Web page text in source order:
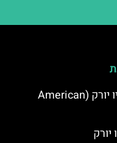
מוזיאון ההיסטוריה של הטבע בניו יורק (American
יורק